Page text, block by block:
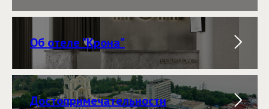
Об отеле "Крона"
Достопримечательности